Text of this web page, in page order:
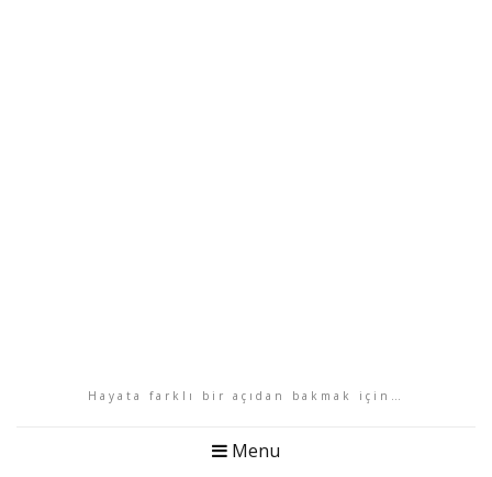
Hayata farklı bir açıdan bakmak için…
Menu